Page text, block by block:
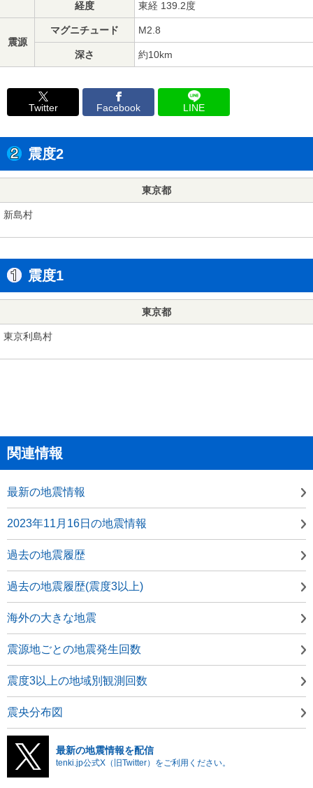
経度 東経 139.2度
震源
マグニチュード M2.8
深さ 約10km
Twitter Facebook LINE
震度2
東京都
新島村
震度1
東京都
東京利島村
関連情報
最新の地震情報
2023年11月16日の地震情報
過去の地震履歴
過去の地震履歴(震度3以上)
海外の大きな地震
震源地ごとの地震発生回数
震度3以上の地域別観測回数
震央分布図
最新の地震情報を配信
tenki.jp公式X（旧Twitter）をご利用ください。